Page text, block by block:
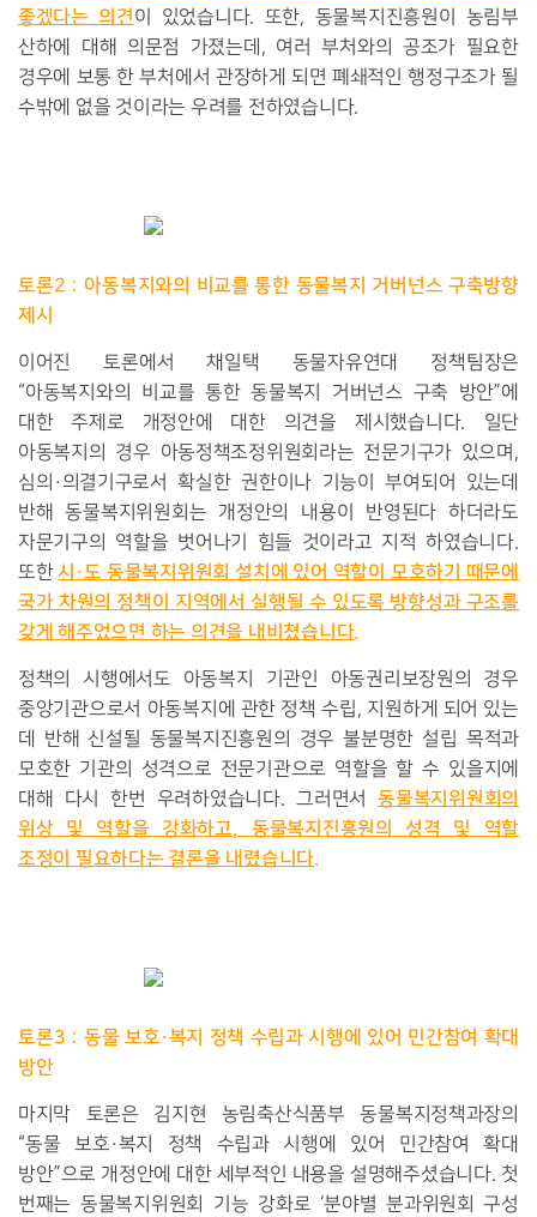
좋겠다는 의견이 있었습니다. 또한, 동물복지진흥원이 농림부
산하에 대해 의문점 가졌는데 , 여러 부처와의 공조가 필요한
경우에 보통 한 부처에서 관장하게 되면 폐쇄적인 행정구조가 될
수밖에 없을 것이라는 우려를 전하였습니다.
토론2 : 아동복지와의 비교를 통한 동물복지 거버넌스 구축방향
제시
이어진 토론에서 채일택 동물자유연대 정책팀장은
“아동복지와의 비교를 통한 동물복지 거버넌스 구축 방안”에
대한 주제로 개정안에 대한 의견을 제시했습니다. 일단
아동복지의 경우 아동정책조정위원회라는 전문기구가 있으며 ,
심의 ·의결기구로서 확실한 권한이나 기능이 부여되어 있는데
반해 동물복지위원회는 개정안의 내용이 반영된다 하더라도
자문기구의 역할을 벗어나기 힘들 것이라고 지적 하였습니다.
또한시 ·도 동물복지위원회 설치에 있어 역할이 모호하기 때문에
국가 차원의 정책이 지역에서 실행될 수 있도록 방향성과 구조를
갖게 해주었으면 하는 의견을 내비쳤습니다.
정책의 시행에서도 아동복지 기관인 아동권리보장원의 경우
중앙기관으로서 아동복지에 관한 정책 수립, 지원하게 되어 있는
데 반해 신설될 동물복지진흥원의 경우 불분명한 설립 목적과
모호한 기관의 성격으로 전문기관으로 역할을 할 수 있을지에
대해 다시 한번 우려하였습니다.그러면서동물복지위원회의
위상 및 역할을 강화하고, 동물복지진흥원의 성격 및 역할
조정이 필요하다는 결론을 내렸습니다.
토론3 :동물 보호·복지 정책 수립과 시행에 있어 민간참여 확대
방안
마지막 토론은 김지현 농림축산식품부 동물복지정책과장의
“동물 보호·복지 정책 수립과 시행에 있어 민간참여 확대
방안”으로 개정안에 대한 세부적인 내용을 설명해주셨습니다. 첫
번째는 동물복지위원회 기능 강화로 ‘분야별 분과위원회 구성